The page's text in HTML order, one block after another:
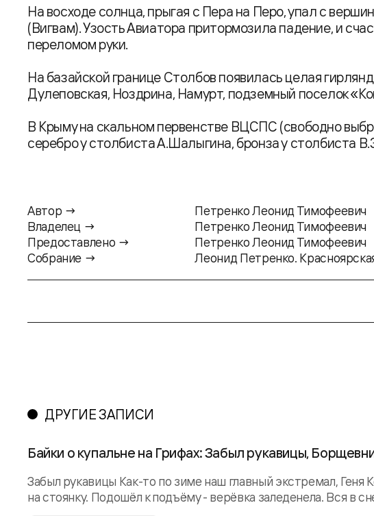
На восходе солнца, прыгая с Пера на Перо, упал с
(Вигвам). Узость Авиатора притормозила падение, и
переломом руки.
На базайской границе Столбов появилась целая
Дулеповская, Ноздрина, Намурт, подземный поселок
В Крыму на скальном первенстве ВЦСПС (свободно
серебро у столбиста А.Шалыгина, бронза у столбиста
Автор →
Владелец →
Предоставлено →
Собрание →
Петренко Леонид Тимофеевич
Петренко Леонид Тимофеевич
Петренко Леонид Тимофеевич
Леонид Петренко.
ДРУГИЕ ЗАПИСИ
Байки о купальне на Грифах: Забыл рукавицы,
Забыл рукавицы Как-то по зиме наш главный экстремал, Геня
на стоянку. Подошёл к подъёму - верёвка заледенела. Вся в